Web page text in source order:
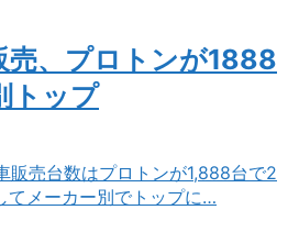
売、プロトンが1888
トップ
販売台数はプロトンが1,888台で2
てメーカー別でトップに…